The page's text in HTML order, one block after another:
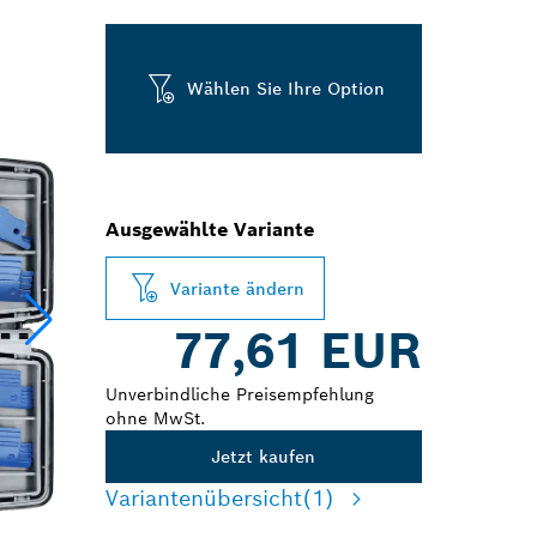
Wählen Sie Ihre Option
Ausgewählte Variante
Variante ändern
77,61 EUR
Unverbindliche Preisempfehlung
ohne MwSt.
Jetzt kaufen
Variantenübersicht(1)